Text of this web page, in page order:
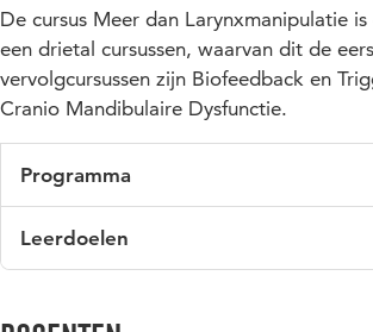
De cursus Meer dan Larynxmanipulatie
een drietal cursussen, waarvan dit de
vervolgcursussen zijn Biofeedback en
Cranio Mandibulaire Dysfunctie.
Programma
relaties aangetoond tussen de
van cervicale, hyoidale, laryngeale en
behandelen met faciliterende en
Leerdoelen